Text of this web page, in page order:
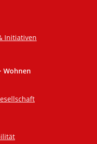
Initiativen
Wohnen